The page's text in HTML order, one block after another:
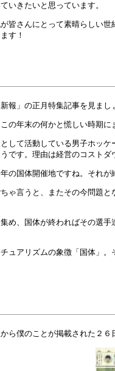
いきたいと思っています。
皆さんにとって素晴らしい世
す！
報」の正月特集記事を見まし
の年末の何かと慌しい時期
して活動している男子ホッケ
です。理由は経営のコスト
の国体開催地ですね。それが
ゃ言うと、またその今問題と
め、国体が終わればその選手
ュアリズムの象徴「国体」。
ら僕のことが掲載された２６